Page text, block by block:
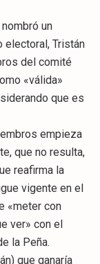
un
electoral, Tristán
del comité
«válida»
que es
empieza
que no resulta,
reafirma la
vigente en el
«meter con
ver» con el
la Peña.
que ganaría